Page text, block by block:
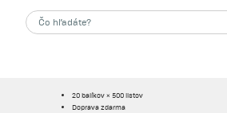
20 balíkov × 500 listov
Doprava zdarma